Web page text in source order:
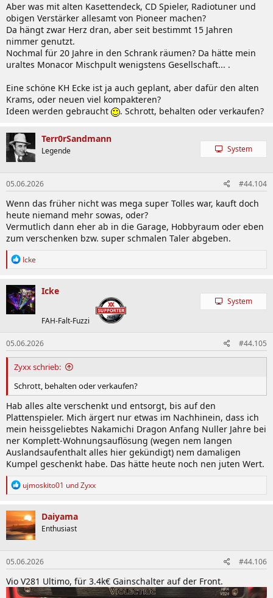
Aber was mit alten Kasettendeck, CD Spieler, Radiotuner und
obigen Verstärker allesamt von Pioneer machen?
Da hängt zwar Herz dran, aber seit bestimmt 15 Jahren
nimmer genutzt.
Nochmal für 20 Jahre in den Schrank räumen? Da hätte mein
uraltes Monacor Mischpult wenigstens Gesellschaft... .
Eine schöne KH Ecke ist ja auch geplant, aber dafür den alten
Krams, oder neuen viel kompakteren?
Ideen werden gebraucht
. Schrott, behalten oder verkaufen?
Terr0rSandmann
Legende System
05.06.2026 #44.104
Wenn das früher nicht was mega super Tolles war, kauft doch
heute niemand mehr sowas, oder?
Vermutlich dann eher ab in die Garage, Hobbyraum oder eben
zum verschenken bzw. super schmalen Taler abgeben.
R
k
t
i
o
n
:
Icke
Icke
FAH-Falt-Fuzzi
System
05.06.2026 #44.105
Zyxx schrieb:
Schrott, behalten oder verkaufen?
Hab alles alte verschenkt und entsorgt, bis auf den
Plattenspieler. Mich ärgert nur etwas im Nachhinein, dass ich
mein heissgeliebtes Nakamichi Dragon Anfang Nuller Jahre bei
ner Komplett-Wohnungsauflösung (wegen nem langen
Auslandsaufenthalt alles hier gekündigt) nem damaligen
Kumpel geschenkt habe. Das hätte heute noch nen juten Wert.
R
k
t
i
o
n
e
n
:
ujmoskito01 undZyxx
Daiyama
Enthusiast
05.06.2026 #44.106
Vio V281 Ultimo, für 3.4k€ Gainschalter auf der Front.